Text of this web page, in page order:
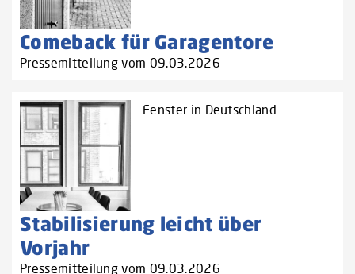
Comeback für Garagentore
Pressemitteilung vom 09.03.2026
Fenster in Deutschland
Stabilisierung leicht über
Vorjahr
Pressemitteilung vom 09.03.2026